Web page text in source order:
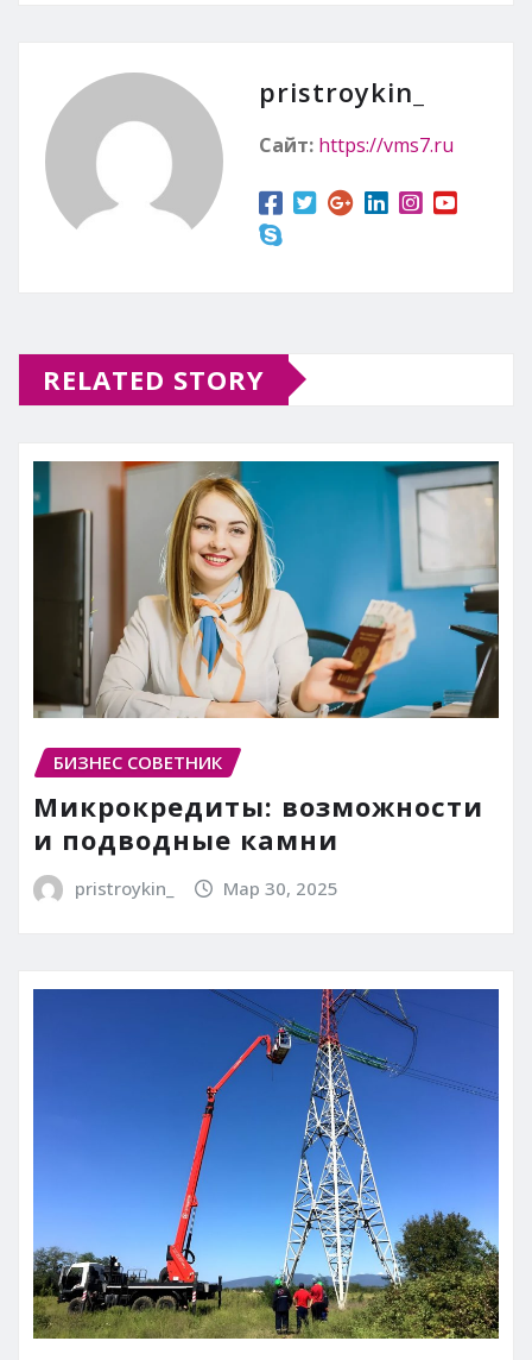
pristroykin_
Сайт: https://vms7.ru
RELATED STORY
БИЗНЕС СОВЕТНИК
Микрокредиты: возможности
и подводные камни
pristroykin_ Мар 30, 2025